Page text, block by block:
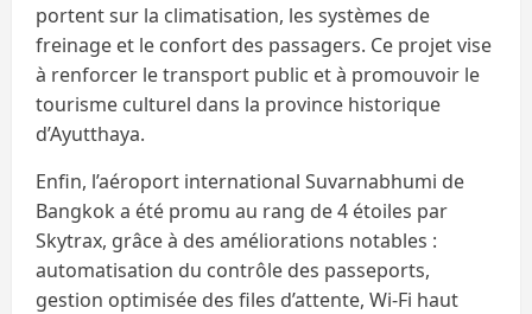
portent sur la climatisation, les systèmes de
freinage et le confort des passagers. Ce projet vise
à renforcer le transport public et à promouvoir le
tourisme culturel dans la province historique
d’Ayutthaya.
Enfin, l’aéroport international Suvarnabhumi de
Bangkok a été promu au rang de 4 étoiles par
Skytrax, grâce à des améliorations notables :
automatisation du contrôle des passeports,
gestion optimisée des files d’attente, Wi-Fi haut